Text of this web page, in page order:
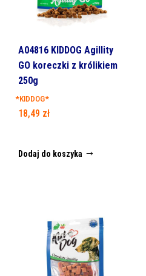
A04816 KIDDOG Agillity
GO koreczki z królikiem
250g
*KIDDOG*
18,49 zł
Dodaj do koszyka